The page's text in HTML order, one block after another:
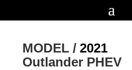
MODEL / 2021
Outlander PHEV